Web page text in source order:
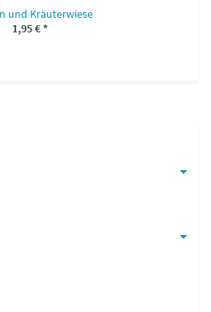
und Kräuterwiese
1,95 €*